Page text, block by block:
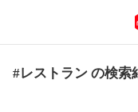
#レストラン の検索